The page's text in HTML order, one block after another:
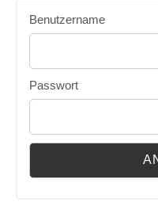
Benutzername
Passwort